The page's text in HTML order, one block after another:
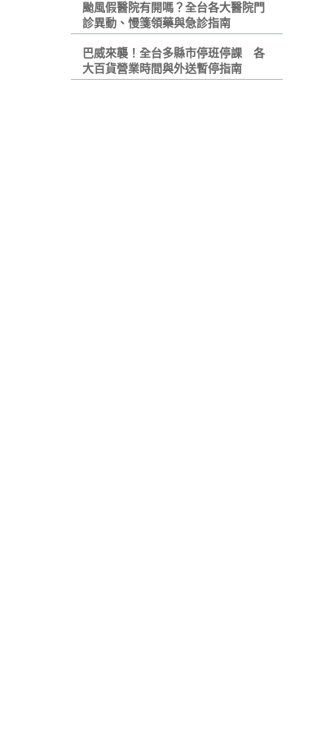
颱風假醫院有開嗎？全台各大醫院門
診異動、慢箋領藥與急診指南
巴威來襲！全台多縣市停班停課 各
大百貨營業時間與外送暫停指南